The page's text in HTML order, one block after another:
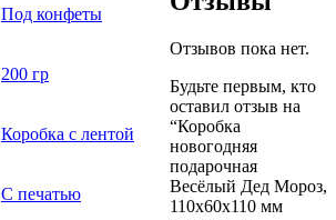
Под конфеты
200 гр
Коробка с лентой
С печатью
Отзывов пока нет.
Будьте первым, кто
оставил отзыв на
“Коробка
новогодняя
подарочная
Весёлый Дед Мороз,
110х60х110 мм